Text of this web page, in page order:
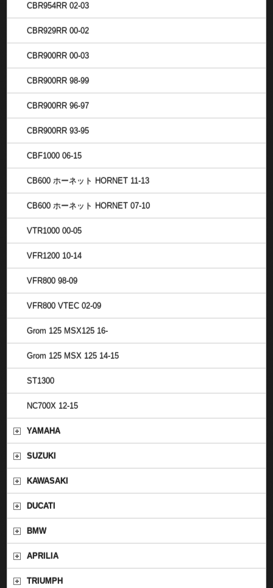
CBR954RR 02-03
CBR929RR 00-02
CBR900RR 00-03
CBR900RR 98-99
CBR900RR 96-97
CBR900RR 93-95
CBF1000 06-15
CB600 ホーネット HORNET 11-13
CB600 ホーネット HORNET 07-10
VTR1000 00-05
VFR1200 10-14
VFR800 98-09
VFR800 VTEC 02-09
Grom 125 MSX125 16-
Grom 125 MSX 125 14-15
ST1300
NC700X 12-15
YAMAHA
SUZUKI
KAWASAKI
DUCATI
BMW
APRILIA
TRIUMPH